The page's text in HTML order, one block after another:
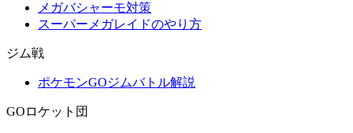
メガバシャーモ対策
スーパーメガレイドのやり方
ジム戦
ポケモンGOジムバトル解説
GOロケット団